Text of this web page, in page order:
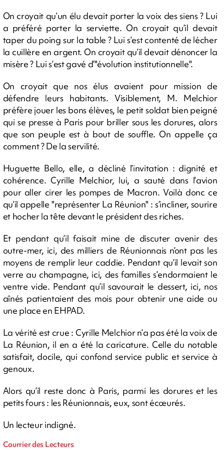
On croyait qu’un élu devait porter la voix des siens ? Lui
a préféré porter la serviette. On croyait qu’il devait
taper du poing sur la table ? Lui s’est contenté de lécher
la cuillère en argent. On croyait qu’il devait dénoncer la
misère ? Lui s’est gavé d’"évolution institutionnelle".
On croyait que nos élus avaient pour mission de
défendre leurs habitants. Visiblement, M. Melchior
préfère jouer les bons élèves, le petit soldat bien peigné
qui se presse à Paris pour briller sous les dorures, alors
que son peuple est à bout de souffle. On appelle ça
comment ? De la servilité.
Huguette Bello, elle, a décliné l’invitation : dignité et
cohérence. Cyrille Melchior, lui, a sauté dans l’avion
pour aller cirer les pompes de Macron. Voilà donc ce
qu’il appelle "représenter La Réunion" : s’incliner, sourire
et hocher la tête devant le président des riches.
Et pendant qu’il faisait mine de discuter avenir des
outre-mer, ici, des milliers de Réunionnais n’ont pas les
moyens de remplir leur caddie. Pendant qu’il levait son
verre au champagne, ici, des familles s’endormaient le
ventre vide. Pendant qu’il savourait le dessert, ici, nos
aînés patientaient des mois pour obtenir une aide ou
une place en EHPAD.
La vérité est crue : Cyrille Melchior n’a pas été la voix de
La Réunion, il en a été la caricature. Celle du notable
satisfait, docile, qui confond service public et service à
genoux.
Alors qu’il reste donc à Paris, parmi les dorures et les
petits fours : les Réunionnais, eux, sont écœurés.
Un lecteur indigné.
Courrier des Lecteurs